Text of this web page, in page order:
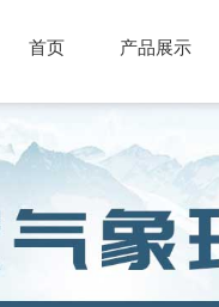
首页 产品展示